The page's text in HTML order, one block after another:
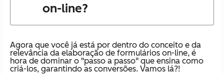
on-line?
Agora que você já está por dentro do conceito e da
relevância da elaboração de formulários on-line, é
hora de dominar o "passo a passo" que ensina como
criá-los, garantindo as conversões. Vamos lá?!